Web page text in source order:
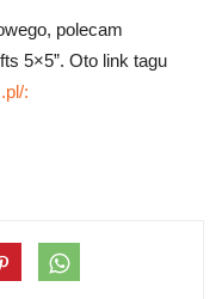
polecam
5×5”. Oto link tagu
: